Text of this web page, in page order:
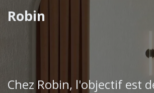
Robin
Chez Robin, l'objectif est